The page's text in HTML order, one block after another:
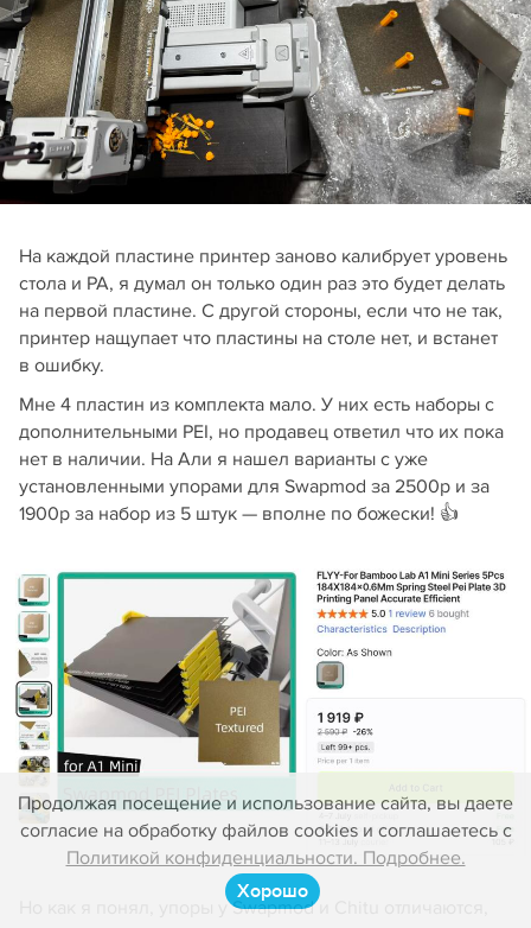
Продолжая посещение и использование сайта, вы даете
согласие на обработку файлов cookies и соглашаетесь с
Политикой конфиденциальности. Подробнее.
Хорошо
На каждой пластине принтер заново калибрует уровень
стола и PA, я думал он только один раз это будет делать
на первой пластине. С другой стороны, если что не так,
принтер нащупает что пластины на столе нет, и встанет
в ошибку.
Мне 4 пластин из комплекта мало. У них есть наборы с
дополнительными PEI, но продавец ответил что их пока
нет в наличии. На Али я нашел варианты с уже
установленными упорами для Swapmod за 2500р и за
1900р за набор из 5 штук — вполне по божески! 👍
Но как я понял, упоры у Swapmod и Chitu отличаются,